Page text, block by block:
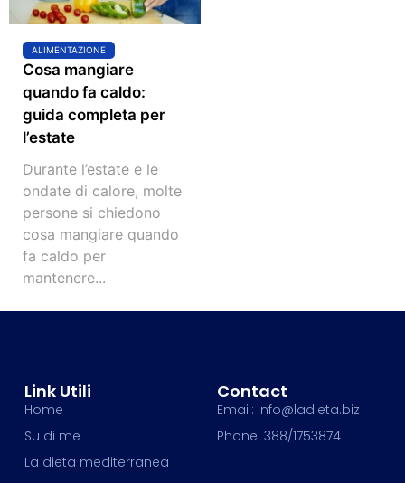
ALIMENTAZIONE
Cosa mangiare
quando fa caldo:
guida completa per
l’estate
Durante l’estate e le
ondate di calore, molte
persone si chiedono
cosa mangiare quando
fa caldo per
mantenere...
Link Utili
Home
Su di me
La dieta mediterranea
Contact
Email: info@ladieta.biz
Phone: 388/1753874